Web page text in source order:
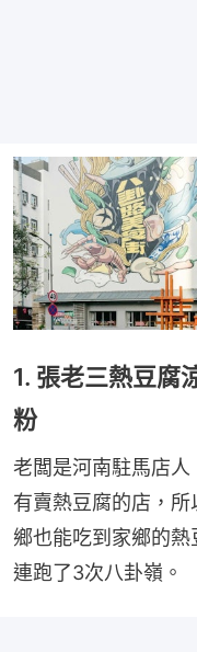
1. 張老三熱豆腐
粉
老闆是河南駐馬店
有賣熱豆腐的店，
鄉也能吃到家鄉的熱
連跑了3次八卦嶺。